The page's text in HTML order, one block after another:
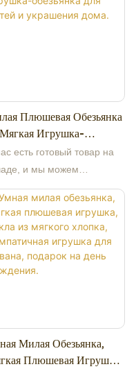
Плюшевая Обезьянка
Игрушка-
Для Детей И
Дома.
есть готовый товар на
и мы можем
недорогие
Наша компания
игрушках,
дизайне,
13 лет работы на
Поддерживаем
образцов по
Милая Обезьянка,
Плюшевая Игрушка,